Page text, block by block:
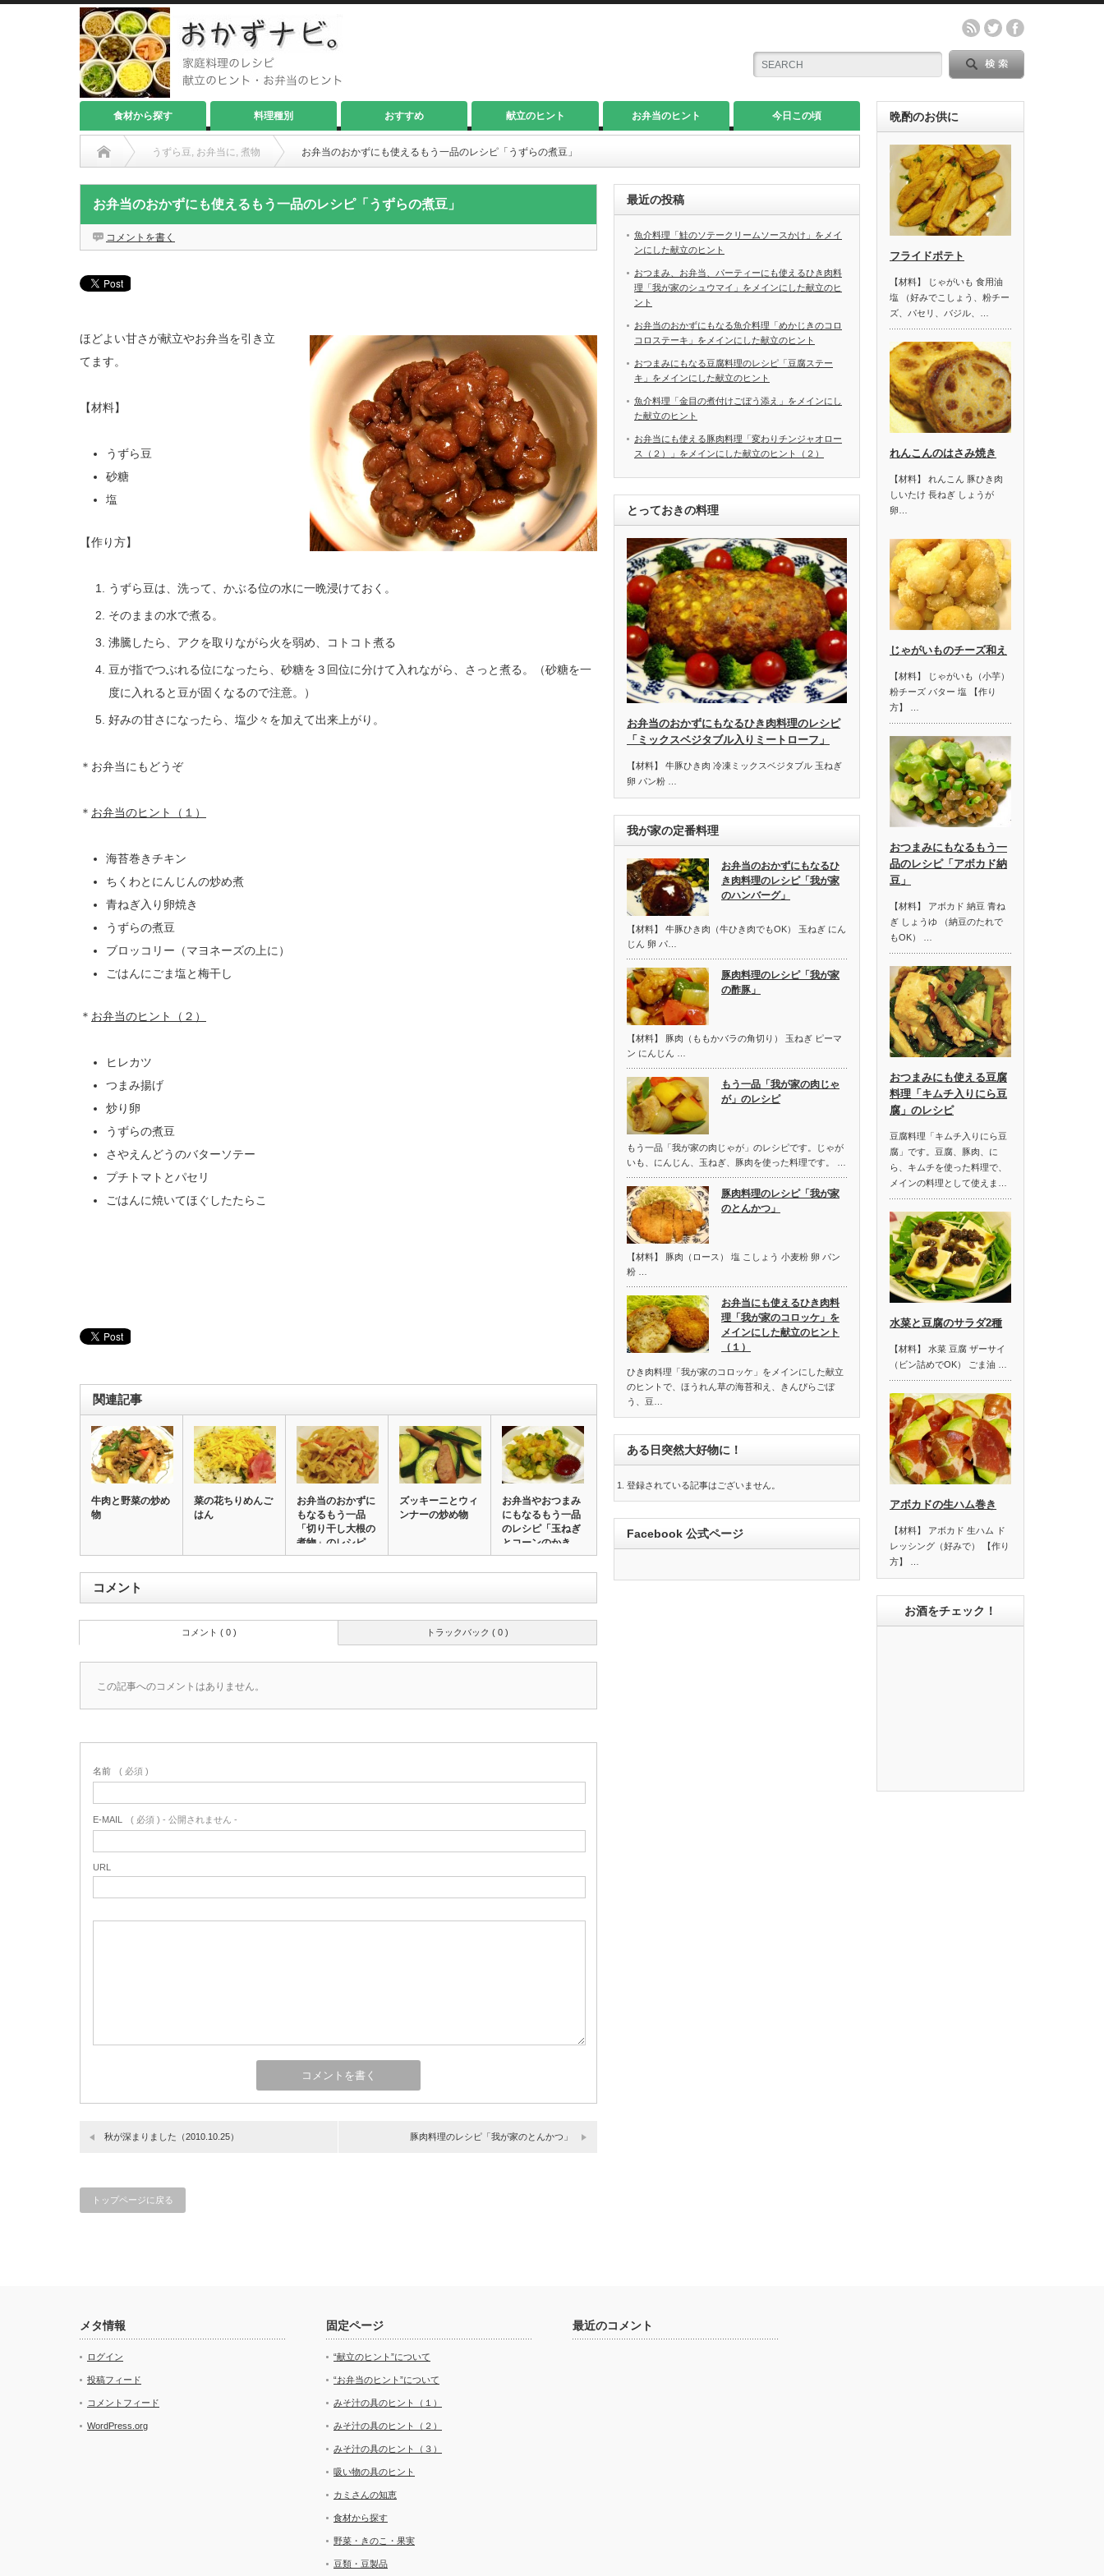
食材から探す 料理種別 おすすめ 献立のヒント お弁当のヒント 今日この頃
うずら豆, お弁当に, 煮物 お弁当のおかずにも使えるもう一品のレシピ「うずらの煮豆」
お弁当のおかずにも使えるもう一品のレシピ「うずらの煮豆」
コメントを書く
ほどよい甘さが献立やお弁当を引き立
てます。
【材料】
うずら豆
砂糖
塩
【作り方】
うずら豆は、洗って、かぶる位の水に一晩浸けておく。
そのままの水で煮る。
沸騰したら、アクを取りながら火を弱め、コトコト煮る
豆が指でつぶれる位になったら、砂糖を３回位に分けて入れながら、さっと煮る。（砂糖を一
度に入れると豆が固くなるので注意。）
好みの甘さになったら、塩少々を加えて出来上がり。
＊お弁当にもどうぞ
＊ お弁当のヒント（１）
海苔巻きチキン
ちくわとにんじんの炒め煮
青ねぎ入り卵焼き
うずらの煮豆
ブロッコリー（マヨネーズの上に）
ごはんにごま塩と梅干し
＊ お弁当のヒント（２）
ヒレカツ
つまみ揚げ
炒り卵
うずらの煮豆
さやえんどうのバターソテー
プチトマトとパセリ
ごはんに焼いてほぐしたたらこ
関連記事
牛肉と野菜の炒め
物
菜の花ちりめんご
はん
お弁当のおかずに
もなるもう一品
「切り干し大根の
煮物」のレシピ
ズッキーニとウィ
ンナーの炒め物
お弁当やおつまみ
にもなるもう一品
のレシピ「玉ねぎ
とコーンのかき
揚…
コメント
トラックバック ( 0 )
コメント ( 0 )
この記事へのコメントはありません。
名前 ( 必須 )
E-MAIL ( 必須 ) - 公開されません -
URL
秋が深まりました（2010.10.25） 豚肉料理のレシピ「我が家のとんかつ」
トップページに戻る
最近の投稿
魚介料理「鮭のソテークリームソースかけ」をメイ
ンにした献立のヒント
おつまみ、お弁当、パーティーにも使えるひき肉料
理「我が家のシュウマイ」をメインにした献立のヒ
ント
お弁当のおかずにもなる魚介料理「めかじきのコロ
コロステーキ」をメインにした献立のヒント
おつまみにもなる豆腐料理のレシピ「豆腐ステー
キ」をメインにした献立のヒント
魚介料理「金目の煮付けごぼう添え」をメインにし
た献立のヒント
お弁当にも使える豚肉料理「変わりチンジャオロー
ス（２）」をメインにした献立のヒント（２）
とっておきの料理
お弁当のおかずにもなるひき肉料理のレシピ
「ミックスベジタブル入りミートローフ」
【材料】 牛豚ひき肉 冷凍ミックスベジタブル 玉ねぎ
卵 パン粉 …
我が家の定番料理
お弁当のおかずにもなるひ
き肉料理のレシピ「我が家
のハンバーグ」
【材料】 牛豚ひき肉（牛ひき肉でもOK） 玉ねぎ にん
じん 卵 パ…
豚肉料理のレシピ「我が家
の酢豚」
【材料】 豚肉（ももかバラの角切り） 玉ねぎ ピーマ
ン にんじん …
もう一品「我が家の肉じゃ
が」のレシピ
もう一品「我が家の肉じゃが」のレシピです。じゃが
いも、にんじん、玉ねぎ、豚肉を使った料理です。 …
豚肉料理のレシピ「我が家
のとんかつ」
【材料】 豚肉（ロース） 塩 こしょう 小麦粉 卵 パン
粉 …
お弁当にも使えるひき肉料
理「我が家のコロッケ」を
メインにした献立のヒント
（１）
ひき肉料理「我が家のコロッケ」をメインにした献立
のヒントで、ほうれん草の海苔和え、きんぴらごぼ
う、豆…
ある日突然大好物に！
登録されている記事はございません。
Facebook 公式ページ
晩酌のお供に
フライドポテト
【材料】 じゃがいも 食用油
塩 （好みでこしょう、粉チー
ズ、パセリ、バジル、…
れんこんのはさみ焼き
【材料】 れんこん 豚ひき肉
しいたけ 長ねぎ しょうが
卵…
じゃがいものチーズ和え
【材料】 じゃがいも（小芋）
粉チーズ バター 塩 【作り
方】 …
おつまみにもなるもう一
品のレシピ「アボカド納
豆」
【材料】 アボカド 納豆 青ね
ぎ しょうゆ （納豆のたれで
もOK） …
おつまみにも使える豆腐
料理「キムチ入りにら豆
腐」のレシピ
豆腐料理「キムチ入りにら豆
腐」です。豆腐、豚肉、に
ら、キムチを使った料理で、
メインの料理として使えま…
水菜と豆腐のサラダ2種
【材料】 水菜 豆腐 ザーサイ
（ビン詰めでOK） ごま油 …
アボカドの生ハム巻き
【材料】 アボカド 生ハム ド
レッシング（好みで） 【作り
方】 …
お酒をチェック！
メタ情報
ログイン
投稿フィード
コメントフィード
WordPress.org
固定ページ
“献立のヒント”について
“お弁当のヒント”について
みそ汁の具のヒント（１）
みそ汁の具のヒント（２）
みそ汁の具のヒント（３）
吸い物の具のヒント
カミさんの知恵
食材から探す
野菜・きのこ・果実
豆類・豆製品
最近のコメント